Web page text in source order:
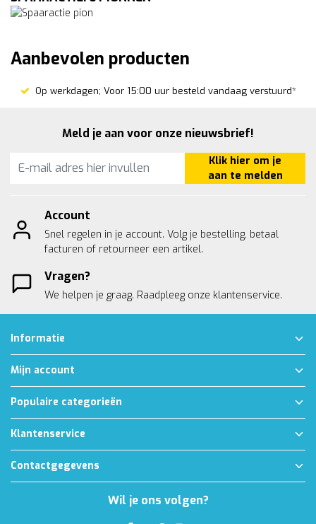
Aanbevolen producten
Op werkdagen; Voor 15:00 uur besteld vandaag verstuurd*
Meld je aan voor onze nieuwsbrief!
Klik hier om je
aan te melden
Account
Snel regelen in je account. Volg je bestelling, betaal
facturen of retourneer een artikel.
Vragen?
We helpen je graag. Raadpleeg onze klantenservice.
Informatie
Mijn account
Populaire categorieën
Klantenservice
Contactgegevens
Wil je ons volgen?